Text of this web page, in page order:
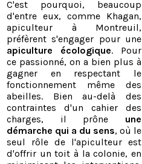
C'est pourquoi, beaucoup
d'entre eux, comme Khagan,
apiculteur à Montreuil,
préfèrent s'engager pour une
apiculture écologique. Pour
ce passionné, on a bien plus à
gagner en respectant le
fonctionnement même des
abeilles. Bien au-delà des
contraintes d'un cahier des
charges, il prône
une
démarche qui a du sens, où le
seul rôle de l'apiculteur est
d'offrir un toit à la colonie, en